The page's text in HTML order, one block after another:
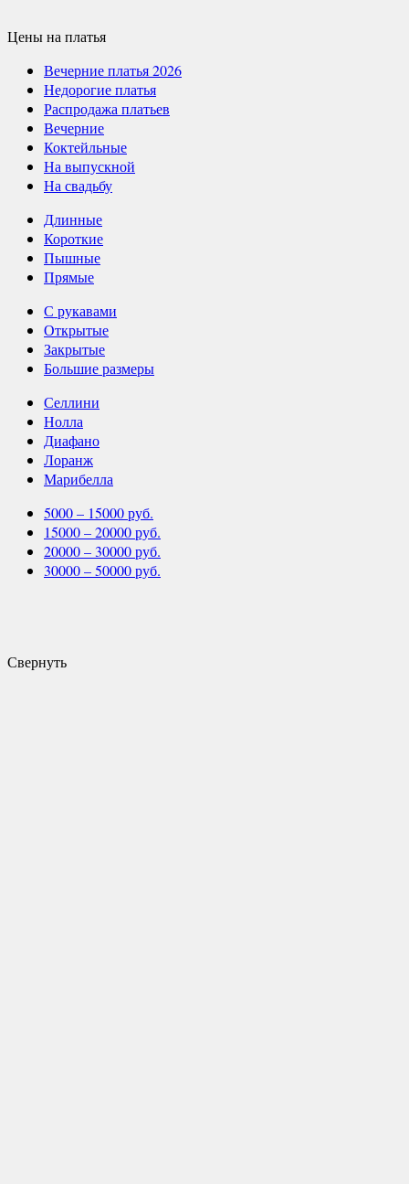
Ценына платья
Вечерние платья 2026
Недорогие платья
Распродажа платьев
Вечерние
Коктейльные
На выпускной
На свадьбу
Длинные
Короткие
Пышные
Прямые
С рукавами
Открытые
Закрытые
Большие размеры
Селлини
Нолла
Диафано
Лоранж
Марибелла
5000 – 15000 руб.
15000 – 20000 руб.
20000 – 30000 руб.
30000 – 50000 руб.
Свернуть